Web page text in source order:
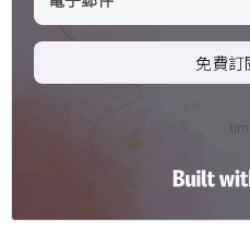
免費訂